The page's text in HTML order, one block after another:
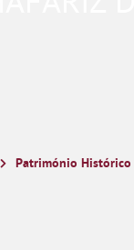
Património Histórico